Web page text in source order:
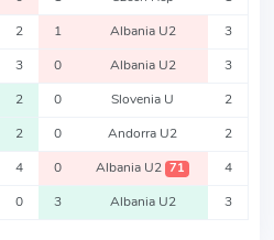
2 1 Albania U2 3
3 0 Albania U2 3
2 0 Slovenia U 2
2 0 Andorra U2 2
4 0 Albania U2 71 4
0 3 Albania U2 3